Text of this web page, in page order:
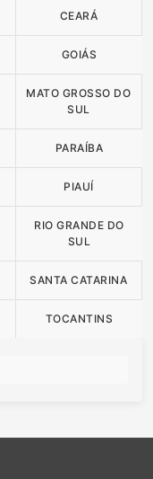
CEARÁ
GOIÁS
MATO GROSSO DO
SUL
PARAÍBA
PIAUÍ
RIO GRANDE DO
SUL
SANTA CATARINA
TOCANTINS